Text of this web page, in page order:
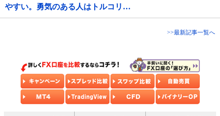
やすい。勇気のある人はトルコリ…
>>最新記事一覧へ